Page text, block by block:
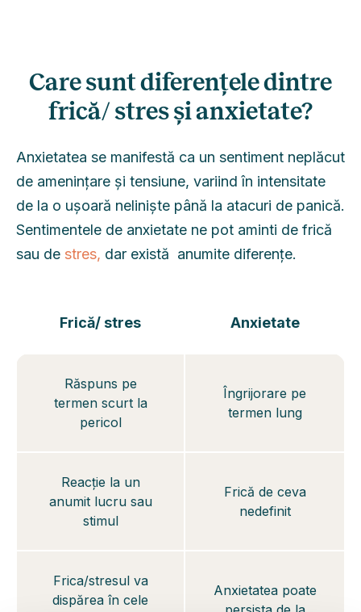
Care sunt diferențele dintre
frică/ stres și anxietate?
Anxietatea se manifestă ca un sentiment neplăcut
de amenințare și tensiune, variind în intensitate
de la o ușoară neliniște până la atacuri de panică.
Sentimentele de anxietate ne pot aminti de frică
sau de stres, dar există anumite diferențe.
Frică/ stres Anxietate
Răspuns pe
termen scurt la
pericol
Îngrijorare pe
termen lung
Reacție la un
anumit lucru sau
stimul
Frică de ceva
nedefinit
Frica/stresul va
dispărea în cele
Anxietatea poate